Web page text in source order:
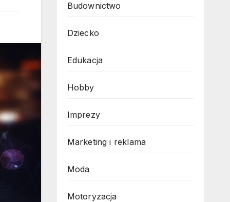
Budownictwo
Dziecko
Edukacja
Hobby
Imprezy
Marketing i reklama
Moda
Motoryzacja